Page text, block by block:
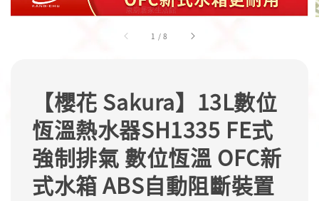
1 /8
【櫻花 Sakura】13L數位
恆溫熱水器SH1335 FE式
強制排氣 數位恆溫 OFC新
式水箱 ABS自動阻斷裝置